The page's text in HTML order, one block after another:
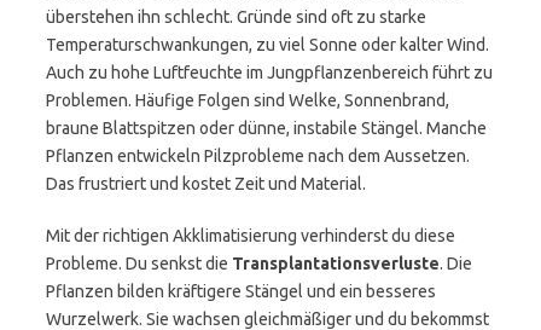
überstehen ihn schlecht. Gründe sind oft zu starke
Temperaturschwankungen, zu viel Sonne oder kalter Wind.
Auch zu hohe Luftfeuchte im Jungpflanzenbereich führt zu
Problemen. Häufige Folgen sind Welke, Sonnenbrand,
braune Blattspitzen oder dünne, instabile Stängel. Manche
Pflanzen entwickeln Pilzprobleme nach dem Aussetzen.
Das frustriert und kostet Zeit und Material.
Mit der richtigen Akklimatisierung verhinderst du diese
Probleme. Du senkst die Transplantationsverluste. Die
Pflanzen bilden kräftigere Stängel und ein besseres
Wurzelwerk. Sie wachsen gleichmäßiger und du bekommst